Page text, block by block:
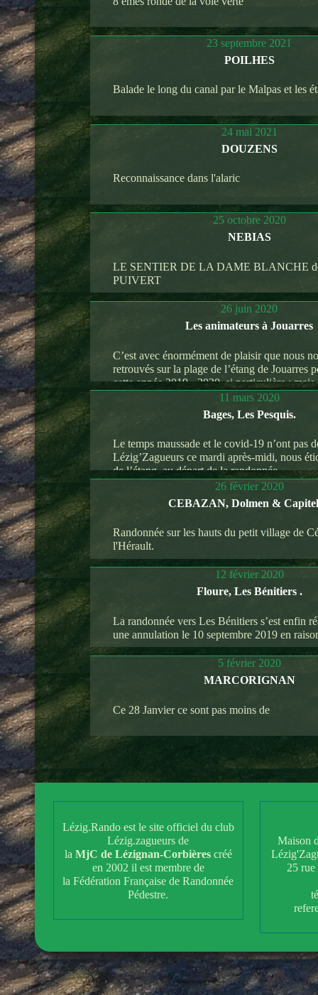
23 septembre 2021
POILHES
Balade le long du canal par le Malpas et les
24 mai 2021
DOUZENS
Reconnaissance dans l'alaric
25 octobre 2020
NEBIAS
LE SENTIER DE LA DAME BLANCHE
PUIVERT
26 juin 2020
Les animateurs à Jouarres
C’est avec énormément de plaisir que nous
retrouvés sur la plage de l’étang de Jouarres
cette année 2019 - 2020, si particulière ; mais
pour préparer la saison prochaine qui
11 mars 2020
Bages, Les Pesquis.
Le temps maussade et le covid-19 n’ont pas
Lézig’Zagueurs ce mardi après-midi, nous
de l’étang, au départ de la randonnée.
26 février 2020
CEBAZAN, Dolmen &
Randonnée sur les hauts du petit village de
l'Hérault.
Après être monté sur la colline de
pu voir un dolmen de l'époque néolithique
12 février 2020
Floure, Les Bénitiers .
La randonnée vers Les Bénitiers s’est enfin
une annulation le 10 septembre 2019 en
5 février 2020
MARCORIGNAN
Ce 28 Janvier ce sont pas moins de
Lézig.Rando est le site officiel du club
Lézig.zagueurs de
la MjC de Lézignan-Corbièrescréé
en 2002 il est membre de
la Fédération Française de Randonnée
Pédestre.
Maison
25